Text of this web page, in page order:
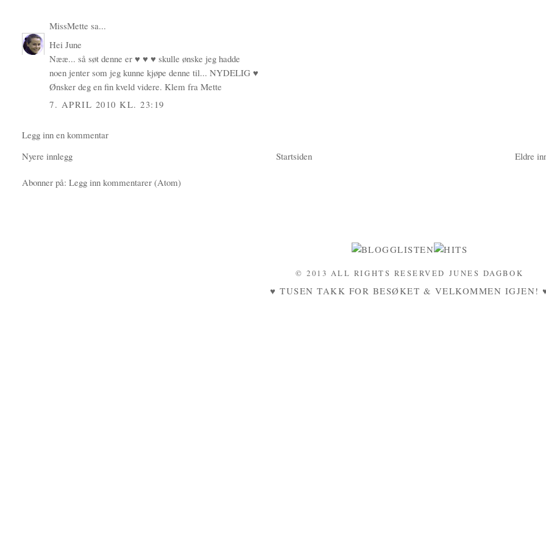
MissMette sa...
Hei June
Nææ... så søt denne er ♥ ♥ ♥ skulle ønske jeg hadde
noen jenter som jeg kunne kjøpe denne til... NYDELIG ♥
Ønsker deg en fin kveld videre. Klem fra Mette
7. APRIL 2010 KL. 23:19
Legg inn en kommentar
Nyere innlegg
Eldre
Startsiden
Abonner på:Legg inn kommentarer (Atom)
© 2013 ALL RIGHTS RESERVED JUNES DAGBOK
♥ TUSEN TAKK FOR BESØKET & VELKOMMEN IGJEN!